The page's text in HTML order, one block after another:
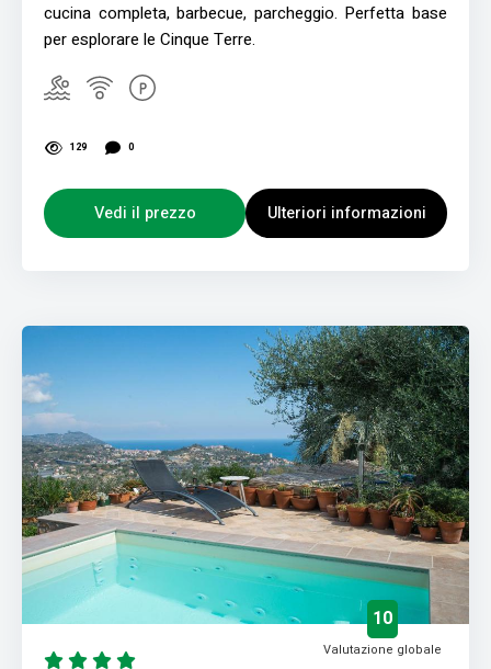
cucina completa, barbecue, parcheggio. Perfetta base
per esplorare le Cinque Terre.
129 0
Vedi il prezzo Ulteriori informazioni
10
Valutazione globale